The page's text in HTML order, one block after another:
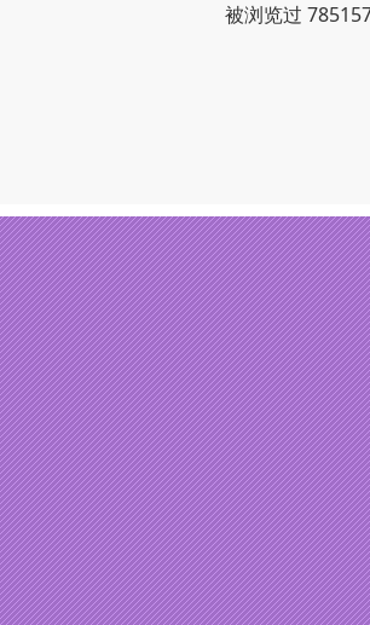
被浏览过